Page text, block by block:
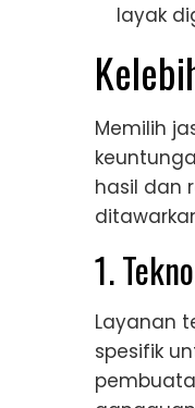
layak
Memilih
hasil dan
1.
Layanan
spesifik